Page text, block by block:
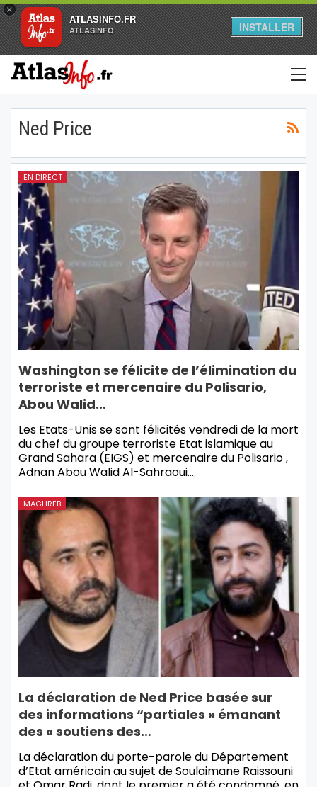
×
ATLASINFO.FR
ATLASINFO INSTALLER
Ned Price
EN DIRECT
Washington se félicite de l’élimination du
terroriste et mercenaire du Polisario,
Abou Walid…
Les Etats-Unis se sont félicités vendredi de la mort
du chef du groupe terroriste Etat islamique au
Grand Sahara (EIGS) et mercenaire du Polisario ,
Adnan Abou Walid Al-Sahraoui.…
MAGHREB
La déclaration de Ned Price basée sur
des informations “partiales » émanant
des « soutiens des…
La déclaration du porte-parole du Département
d’Etat américain au sujet de Soulaimane Raissouni